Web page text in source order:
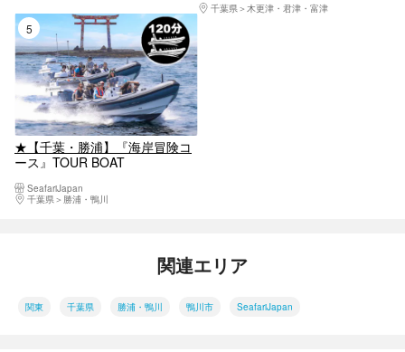
千葉県
木更津・君津・富津
5位
★【千葉・勝浦】『海岸冒険コ
ース』TOUR BOAT
普段見られない美しい自然！
《カップル･女性同士･集団ファ
SeafariJapan
千葉県
勝浦・鴨川
関連エリア
関東 千葉県 勝浦・鴨川 鴨川市 SeafariJapan